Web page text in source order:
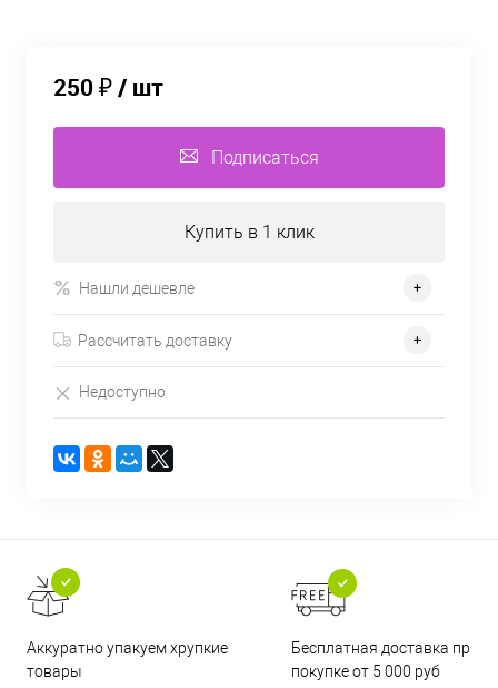
250 ₽/ шт
Подписаться
Купить в 1 клик
Нашли дешевле
Рассчитать доставку
Недоступно
Аккуратно упакуем хрупкие
товары
Бесплатная доставка при
покупке от 5 000 руб